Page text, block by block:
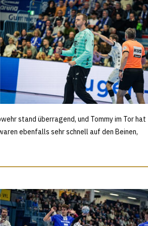
stand überragend, und Tommy im Tor hat
ebenfalls sehr schnell auf den Beinen,